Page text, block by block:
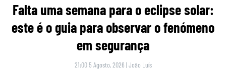
Falta uma semana para o eclipse solar:
este é o guia para observar o fenómeno
em segurança
21:00 5 Agosto, 2026 |João Luís